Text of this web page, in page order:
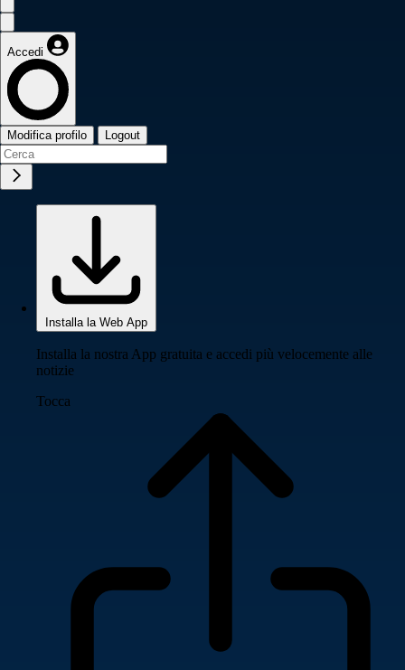
Accedi
Modifica profilo Logout
Installa la Web App
Installa la nostra App gratuita e accedi più velocemente alle
notizie
Tocca